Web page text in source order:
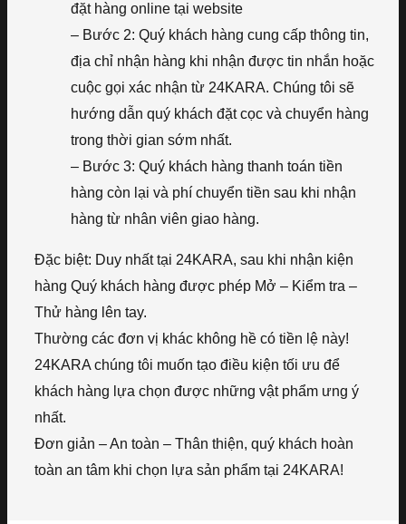
đặt hàng online tại website
– Bước 2: Quý khách hàng cung cấp thông tin,
địa chỉ nhận hàng khi nhận được tin nhắn hoặc
cuộc gọi xác nhận từ 24KARA. Chúng tôi sẽ
hướng dẫn quý khách đặt cọc và chuyển hàng
trong thời gian sớm nhất.
– Bước 3: Quý khách hàng thanh toán tiền
hàng còn lại và phí chuyển tiền sau khi nhận
hàng từ nhân viên giao hàng.
Đặc biệt: Duy nhất tại 24KARA, sau khi nhận kiện
hàng Quý khách hàng được phép Mở – Kiểm tra –
Thử hàng lên tay.
Thường các đơn vị khác không hề có tiền lệ này!
24KARA chúng tôi muốn tạo điều kiện tối ưu để
khách hàng lựa chọn được những vật phẩm ưng ý
nhất.
Đơn giản – An toàn – Thân thiện, quý khách hoàn
toàn an tâm khi chọn lựa sản phẩm tại 24KARA!